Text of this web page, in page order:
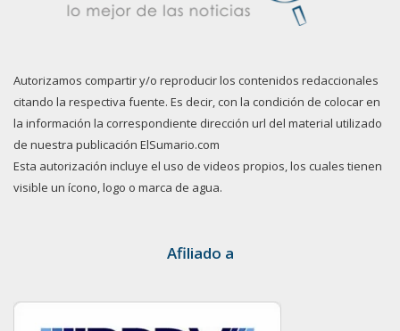
Autorizamos compartir y/o reproducir los contenidos redaccionales
citando la respectiva fuente. Es decir, con la condición de colocar en
la información la correspondiente dirección url del material utilizado
de nuestra publicación ElSumario.com
Esta autorización incluye el uso de videos propios, los cuales tienen
visible un ícono, logo o marca de agua.
Afiliado a